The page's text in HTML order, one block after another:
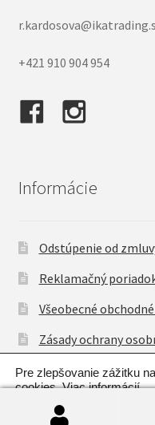
+421 910 904 954
Informácie
Odstúpenie od
Reklamačný
Všeobecné
Zásady ochrany
Pre zlepšovanie zážitku
cookies.Viac informácií.